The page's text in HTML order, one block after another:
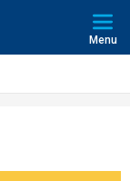
Menu